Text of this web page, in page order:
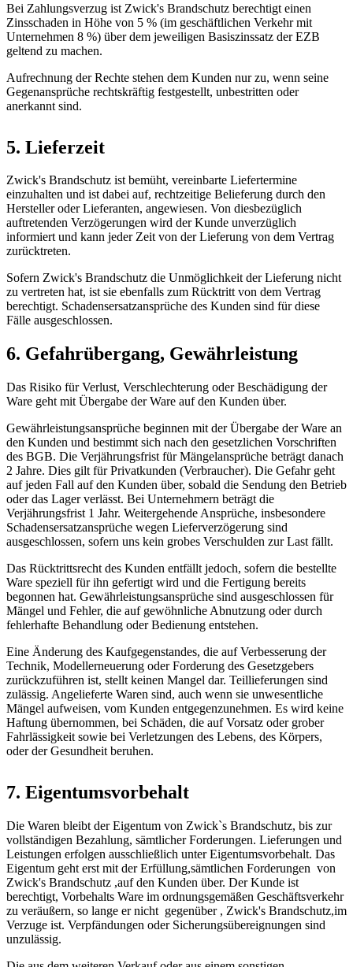
Bei Zahlungsverzug ist Zwick's Brandschutz berechtigt einen
Zinsschaden in Höhe von 5 % (im geschäftlichen Verkehr mit
Unternehmen 8 %) über dem jeweiligen Basiszinssatz der EZB
geltend zu machen.
Aufrechnung der Rechte stehen dem Kunden nur zu, wenn seine
Gegenansprüche rechtskräftig festgestellt, unbestritten oder
anerkannt sind.
5. Lieferzeit
Zwick's Brandschutz ist bemüht, vereinbarte Liefertermine
einzuhalten und ist dabei auf, rechtzeitige Belieferung durch den
Hersteller oder Lieferanten, angewiesen. Von diesbezüglich
auftretenden Verzögerungen wird der Kunde unverzüglich
informiert und kann jeder Zeit von der Lieferung von dem Vertrag
zurücktreten.
Sofern Zwick's Brandschutz die Unmöglichkeit der Lieferung nicht
zu vertreten hat, ist sie ebenfalls zum Rücktritt von dem Vertrag
berechtigt. Schadensersatzansprüche des Kunden sind für diese
Fälle ausgeschlossen.
6. Gefahrübergang, Gewährleistung
Das Risiko für Verlust, Verschlechterung oder Beschädigung der
Ware geht mit Übergabe der Ware auf den Kunden über.
Gewährleistungsansprüche beginnen mit der Übergabe der Ware an
den Kunden und bestimmt sich nach den gesetzlichen Vorschriften
des BGB. Die Verjährungsfrist für Mängelansprüche beträgt danach
2 Jahre. Dies gilt für Privatkunden (Verbraucher). Die Gefahr geht
auf jeden Fall auf den Kunden über, sobald die Sendung den Betrieb
oder das Lager verlässt. Bei Unternehmern beträgt die
Verjährungsfrist 1 Jahr. Weitergehende Ansprüche, insbesondere
Schadensersatzansprüche wegen Lieferverzögerung sind
ausgeschlossen, sofern uns kein grobes Verschulden zur Last fällt.
Das Rücktrittsrecht des Kunden entfällt jedoch, sofern die bestellte
Ware speziell für ihn gefertigt wird und die Fertigung bereits
begonnen hat. Gewährleistungsansprüche sind ausgeschlossen für
Mängel und Fehler, die auf gewöhnliche Abnutzung oder durch
fehlerhafte Behandlung oder Bedienung entstehen.
Eine Änderung des Kaufgegenstandes, die auf Verbesserung der
Technik, Modellerneuerung oder Forderung des Gesetzgebers
zurückzuführen ist, stellt keinen Mangel dar. Teillieferungen sind
zulässig. Angelieferte Waren sind, auch wenn sie unwesentliche
Mängel aufweisen, vom Kunden entgegenzunehmen. Es wird keine
Haftung übernommen, bei Schäden, die auf Vorsatz oder grober
Fahrlässigkeit sowie bei Verletzungen des Lebens, des Körpers,
oder der Gesundheit beruhen.
7. Eigentumsvorbehalt
Die Waren bleibt der Eigentum von Zwick`s Brandschutz, bis zur
vollständigen Bezahlung, sämtlicher Forderungen. Lieferungen und
Leistungen erfolgen ausschließlich unter Eigentumsvorbehalt. Das
Eigentum geht erst mit der Erfüllung,sämtlichen Forderungen von
Zwick's Brandschutz ,auf den Kunden über. Der Kunde ist
berechtigt, Vorbehalts Ware im ordnungsgemäßen Geschäftsverkehr
zu veräußern, so lange er nicht gegenüber , Zwick's Brandschutz,im
Verzuge ist. Verpfändungen oder Sicherungsübereignungen sind
unzulässig.